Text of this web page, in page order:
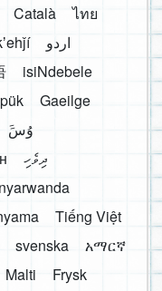
Català
ไทย
اردو
isiNdebele
Gaeilge
َوُسَ
ދިވެހި
Tiếng Việt
svenska
አማርኛ
Malti
Frysk